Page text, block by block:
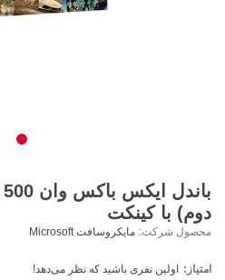
دوم) با کینکت
محصول شرکت: مایکروسافت Microsoft
امتیاز: اولین نفری باشید که نظر می‌دهد!